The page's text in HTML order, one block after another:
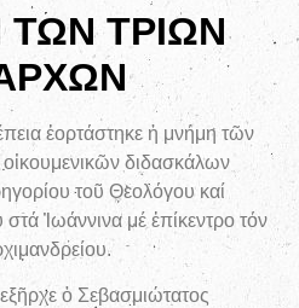
ΤΡΙΩΝ
ἑορτάστηκε ἡ μνήμη τῶν
διδασκάλων
τοῦ Θεολόγου καί
Ἰωάννινα μέ ἐπίκεντρο τόν
ὁ Σεβασμιώτατος